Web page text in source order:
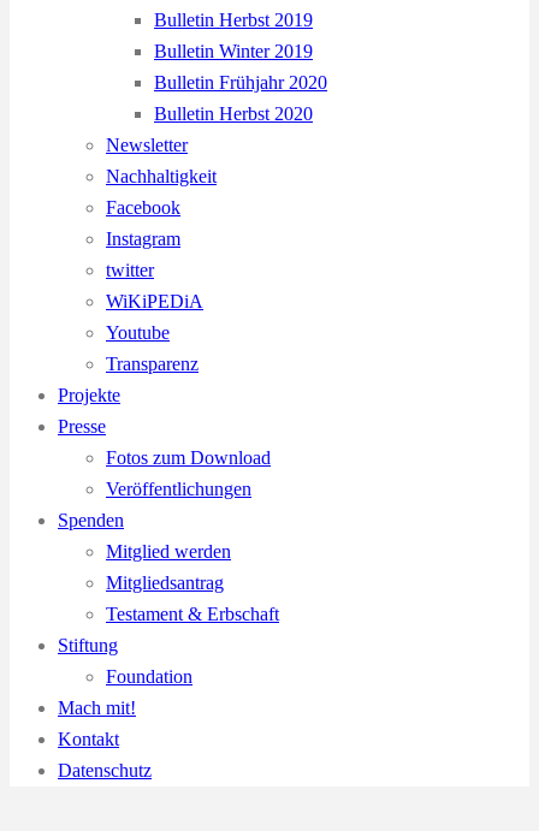
Bulletin Herbst 2019
Bulletin Winter 2019
Bulletin Frühjahr 2020
Bulletin Herbst 2020
Newsletter
Nachhaltigkeit
Facebook
Instagram
twitter
WiKiPEDiA
Youtube
Transparenz
Projekte
Presse
Fotos zum Download
Veröffentlichungen
Spenden
Mitglied werden
Mitgliedsantrag
Testament & Erbschaft
Stiftung
Foundation
Mach mit!
Kontakt
Datenschutz